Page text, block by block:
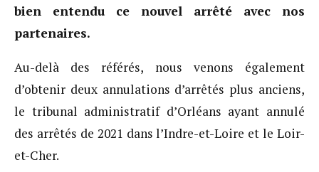
bien entendu ce nouvel arrêté avec nos
partenaires.
Au-delà des référés, nous venons également
d’obtenir deux annulations d’arrêtés plus anciens,
le tribunal administratif d’Orléans ayant annulé
des arrêtés de 2021 dans l’Indre-et-Loire et le Loir-
et-Cher.